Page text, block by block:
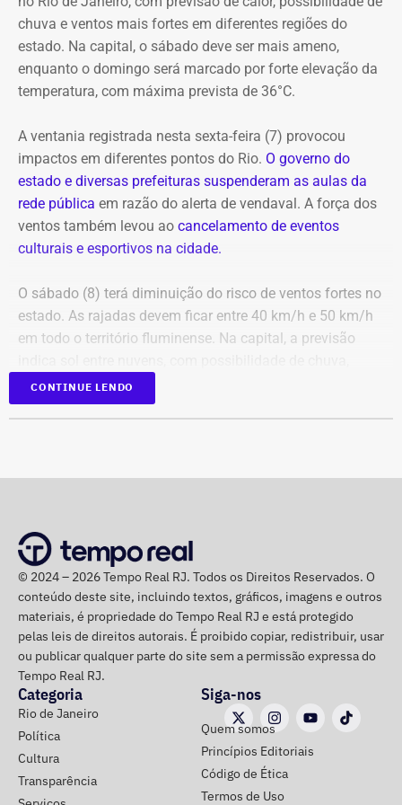
apresentações gratuitas ao ar livre ao longo do dia. O
festival também conta com espetáculos a preços
populares (R$ 20 a inteira) nos teatros Carlos Gomes,
Nelson Rodrigues e João Caetano, além do Espaço
Tápias. A programação completa e os ingressos para as
Divulgação/Christopher Jones
Em outubro do mesmo ano, foi a vez de o próprio André
Marinho pedir para sair.
A exoneração, assinada no dia 23, encerrou a passagem
do rapaz pela Prefeitura do Rio.
dias, de experiência no executivo municipal.
chuva e ventos mais fortes em diferentes regiões do
estado. Na capital, o sábado deve ser mais ameno,
enquanto o domingo será marcado por forte elevação da
temperatura, com máxima prevista de 36°C.
A ventania registrada nesta sexta-feira (7) provocou
impactos em diferentes pontos do Rio. O governo do
estado e diversas prefeituras suspenderam as aulas da
rede pública em razão do alerta de vendaval. A força dos
ventos também levou ao cancelamento de eventos
culturais e esportivos na cidade.
O sábado (8) terá diminuição do risco de ventos fortes no
estado. As rajadas devem ficar entre 40 km/h e 50 km/h
em todo o território fluminense. Na capital, a previsão
temperaturas entre 20°C e 31°C e ventos fracos na maior
parte do dia.
Domingo terá calor e ventos mais
fortes
Já no domingo (9), o vento volta a ganhar força. A
previsão aponta rajadas entre 50 km/h e 70 km/h em
todo o estado do Rio. O aumento está associado à
chegada de uma nova frente fria, que avança pelo
Sudeste.
Na cidade do Rio, o domingo será mais quente, com
CONTINUE LENDO
© 2024 – 2026 Tempo Real RJ. Todos os Direitos Reservados. O
conteúdo deste site, incluindo textos, gráficos, imagens e outros
materiais, é propriedade do Tempo Real RJ e está protegido
pelas leis de direitos autorais. É proibido copiar, redistribuir, usar
ou publicar qualquer parte do site sem a permissão expressa do
Tempo Real RJ.
Categoria
Rio de Janeiro
Política
Cultura
Transparência
Siga-nos
Quem somos
Princípios Editoriais
Código de Ética
Termos de Uso